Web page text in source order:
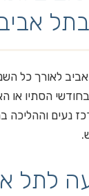
בתל
לאורך כל
הסתיו או
נעים וההליכה
לתל